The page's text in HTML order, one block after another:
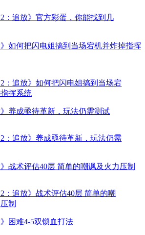
》如何把闪电姐搞到当场宕机并炸掉指挥
》养成亟待革新，玩法仍需测试
》战术评估40层 简单的嘲讽及火力压制
》困难4-5双锁血打法